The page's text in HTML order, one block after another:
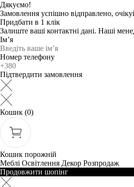
Дякуємо!
Замовлення успішно відправлено,
Придбати в 1 клік
Залиште ваші контактні дані. Наші
Ім’я
Номер телефону
Підтвердити замовлення
Кошик (0)
Кошик порожній
Меблі Освітлення Декор Розпродаж
Продовжити шопінг